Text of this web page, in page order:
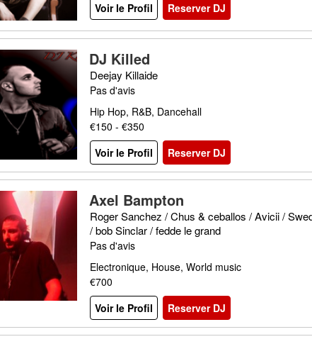
Voir le Profil
Reserver DJ
DJ Killed
Deejay Killaide
Pas d'avis
Hip Hop, R&B, Dancehall
€150 - €350
Voir le Profil
Reserver DJ
Axel Bampton
Roger Sanchez / Chus & ceballos / Avicii /
/ bob Sinclar / fedde le grand
Pas d'avis
Electronique, House, World music
€700
Voir le Profil
Reserver DJ